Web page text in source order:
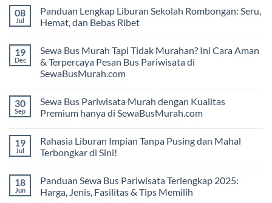
08
Jul
Panduan Lengkap Liburan Sekolah Rombongan: Seru,
Hemat, dan Bebas Ribet
19
Dec
Sewa Bus Murah Tapi Tidak Murahan? Ini Cara Aman
& Terpercaya Pesan Bus Pariwisata di
SewaBusMurah.com
30
Sep
Sewa Bus Pariwisata Murah dengan Kualitas
Premium hanya di SewaBusMurah.com
19
Jul
Rahasia Liburan Impian Tanpa Pusing dan Mahal
Terbongkar di Sini!
18
Jun
Panduan Sewa Bus Pariwisata Terlengkap 2025:
Harga, Jenis, Fasilitas & Tips Memilih